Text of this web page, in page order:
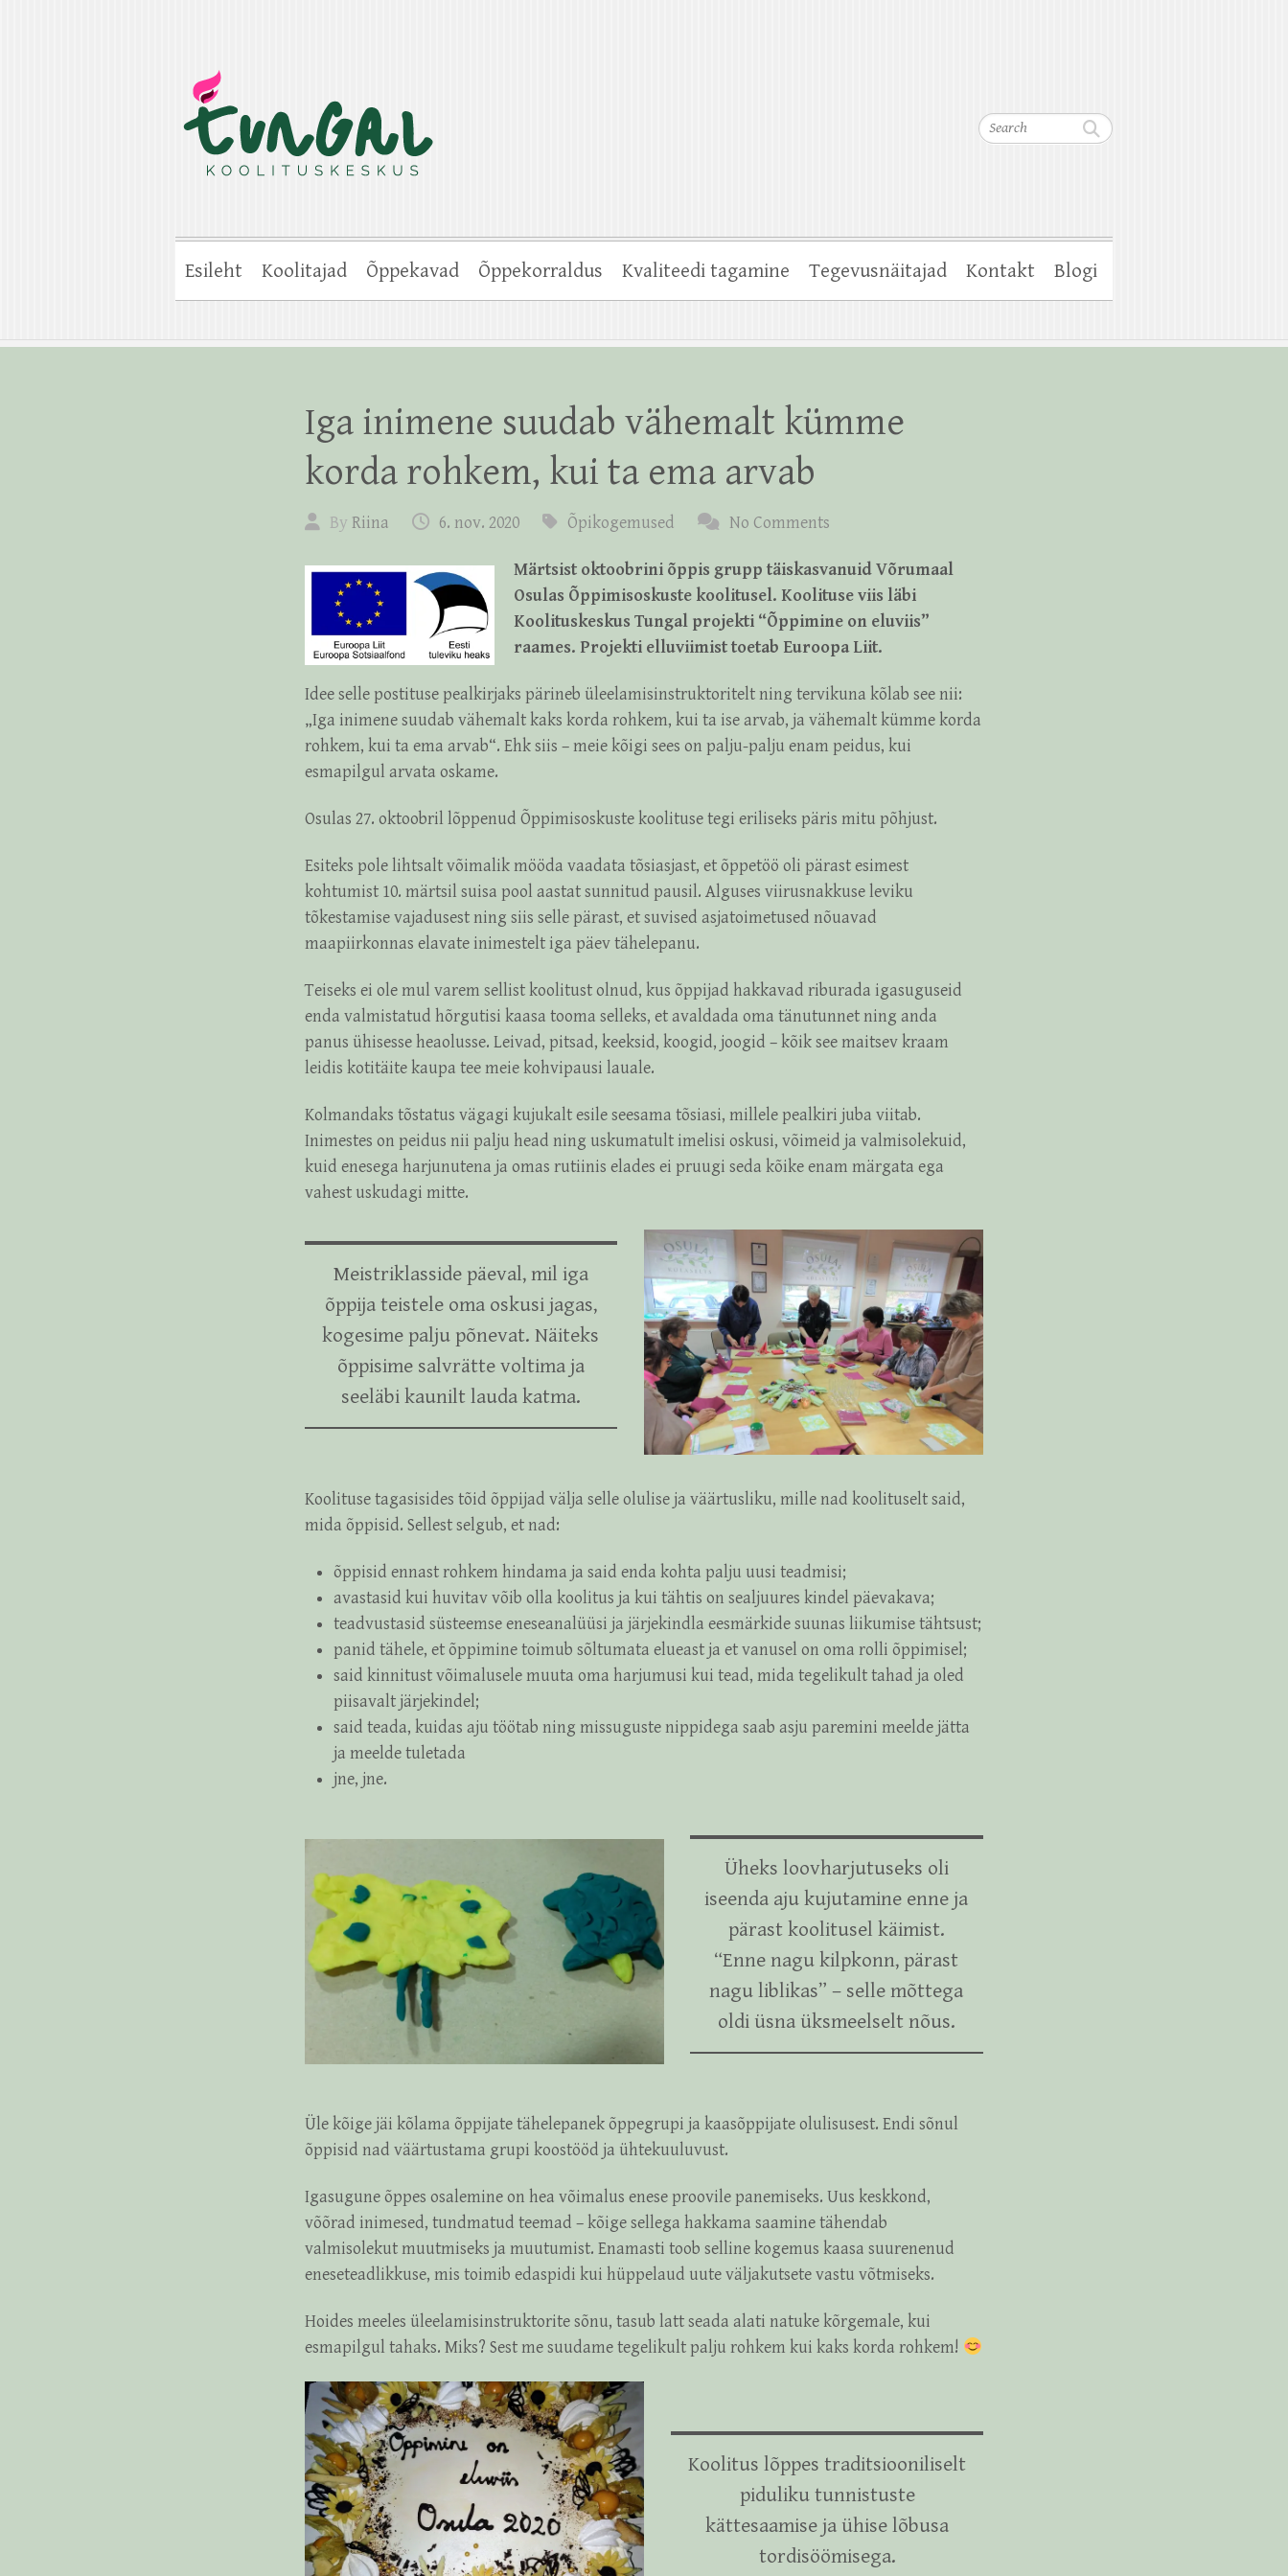
Search
Esileht Koolitajad Õppekavad Õppekorraldus Kvaliteedi tagamine Tegevusnäitajad Kontakt Blogi
Iga inimene suudab vähemalt kümme
korda rohkem, kui ta ema arvab
By Riina 6. nov. 2020 Õpikogemused No Comments
Märtsist oktoobrini õppis grupp täiskasvanuid Võrumaal
Osulas Õppimisoskuste koolitusel. Koolituse viis läbi
Koolituskeskus Tungal projekti “Õppimine on eluviis”
raames. Projekti elluviimist toetab Euroopa Liit.
Idee selle postituse pealkirjaks pärineb üleelamisinstruktoritelt ning tervikuna kõlab see nii:
„Iga inimene suudab vähemalt kaks korda rohkem, kui ta ise arvab, ja vähemalt kümme korda
rohkem, kui ta ema arvab“. Ehk siis – meie kõigi sees on palju-palju enam peidus, kui
esmapilgul arvata oskame.
Osulas 27. oktoobril lõppenud Õppimisoskuste koolituse tegi eriliseks päris mitu põhjust.
Esiteks pole lihtsalt võimalik mööda vaadata tõsiasjast, et õppetöö oli pärast esimest
kohtumist 10. märtsil suisa pool aastat sunnitud pausil. Alguses viirusnakkuse leviku
tõkestamise vajadusest ning siis selle pärast, et suvised asjatoimetused nõuavad
maapiirkonnas elavate inimestelt iga päev tähelepanu.
Teiseks ei ole mul varem sellist koolitust olnud, kus õppijad hakkavad riburada igasuguseid
enda valmistatud hõrgutisi kaasa tooma selleks, et avaldada oma tänutunnet ning anda
panus ühisesse heaolusse. Leivad, pitsad, keeksid, koogid, joogid – kõik see maitsev kraam
leidis kotitäite kaupa tee meie kohvipausi lauale.
Kolmandaks tõstatus vägagi kujukalt esile seesama tõsiasi, millele pealkiri juba viitab.
Inimestes on peidus nii palju head ning uskumatult imelisi oskusi, võimeid ja valmisolekuid,
kuid enesega harjunutena ja omas rutiinis elades ei pruugi seda kõike enam märgata ega
vahest uskudagi mitte.
Meistriklasside päeval, mil iga
õppija teistele oma oskusi jagas,
kogesime palju põnevat. Näiteks
õppisime salvrätte voltima ja
seeläbi kaunilt lauda katma.
Koolituse tagasisides tõid õppijad välja selle olulise ja väärtusliku, mille nad koolituselt said,
mida õppisid. Sellest selgub, et nad:
õppisid ennast rohkem hindama ja said enda kohta palju uusi teadmisi;
avastasid kui huvitav võib olla koolitus ja kui tähtis on sealjuures kindel päevakava;
teadvustasid süsteemse eneseanalüüsi ja järjekindla eesmärkide suunas liikumise tähtsust;
panid tähele, et õppimine toimub sõltumata elueast ja et vanusel on oma rolli õppimisel;
said kinnitust võimalusele muuta oma harjumusi kui tead, mida tegelikult tahad ja oled
piisavalt järjekindel;
said teada, kuidas aju töötab ning missuguste nippidega saab asju paremini meelde jätta
ja meelde tuletada
jne, jne.
Üheks loovharjutuseks oli
iseenda aju kujutamine enne ja
pärast koolitusel käimist.
“Enne nagu kilpkonn, pärast
nagu liblikas” – selle mõttega
oldi üsna üksmeelselt nõus.
Üle kõige jäi kõlama õppijate tähelepanek õppegrupi ja kaasõppijate olulisusest. Endi sõnul
õppisid nad väärtustama grupi koostööd ja ühtekuuluvust.
Igasugune õppes osalemine on hea võimalus enese proovile panemiseks. Uus keskkond,
võõrad inimesed, tundmatud teemad – kõige sellega hakkama saamine tähendab
valmisolekut muutmiseks ja muutumist. Enamasti toob selline kogemus kaasa suurenenud
eneseteadlikkuse, mis toimib edaspidi kui hüppelaud uute väljakutsete vastu võtmiseks.
Hoides meeles üleelamisinstruktorite sõnu, tasub latt seada alati natuke kõrgemale, kui
esmapilgul tahaks. Miks? Sest me suudame tegelikult palju rohkem kui kaks korda rohkem!
Koolitus lõppes traditsiooniliselt
piduliku tunnistuste
kättesaamise ja ühise lõbusa
tordisöömisega.